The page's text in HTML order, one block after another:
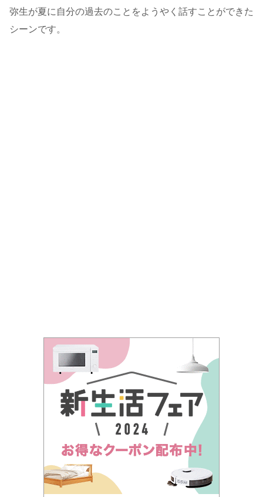
弥生が夏に自分の過去のことをようやく話すことができた
シーンです。